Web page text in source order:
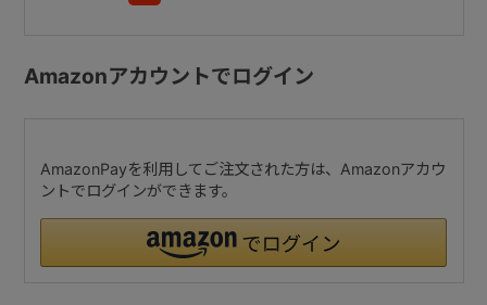
Amazonアカウントでログイン
AmazonPayを利用してご注文された方は、Amazonアカウ
ントでログインができます。